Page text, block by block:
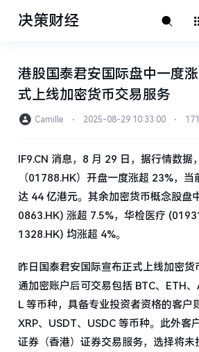
决策财经
港股国泰君安国际盘中一度
式上线加密货币交易服务
Camille ⋅ 2025-08-29 10:33:00 ⋅
IF9.CN 消息，8 月 29 日，据行情数据
（01788.HK）开盘一度涨超 23%，
达 44 亿港元。其余加密货币概念股盘
0863.HK) 涨超 7.5%，华检医疗
1328.HK) 均涨超 4%。
昨日国泰君安国际宣布正式上线加密
通加密账户后可交易包括 BTC、ETH
L 等币种，具备专业投资者资格的客户
XRP、USDT、USDC 等币种。此外客
证券（香港）证券交易服务，选择将未